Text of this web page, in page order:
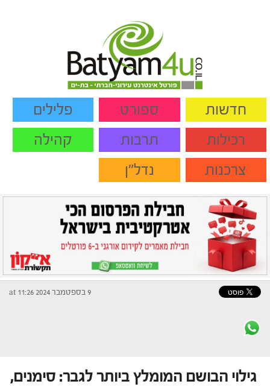
חדשות ספורט
פלילים
רכילות
תרבות
קהילה
צרכנות
נדל"ן
9 בספטמבר 2024 at 11:26
גילוי הבושם המומלץ ביותר לגבר: סימנים,